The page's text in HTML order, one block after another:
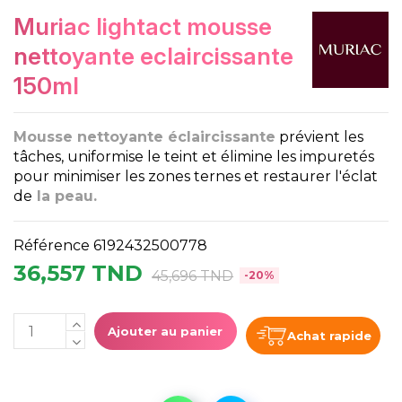
muriac lightact mousse
nettoyante eclaircissante
150ml
Mousse nettoyante éclaircissante prévient les
tâches, uniformise le teint et élimine les impuretés
pour minimiser les zones ternes et restaurer l'éclat
de la peau.
Référence 6192432500778
36,557 TND 45,696 TND -20%
Ajouter au panier Achat rapide